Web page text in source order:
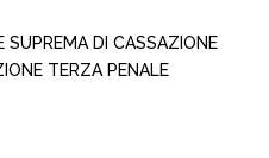
SUPREMA DI CASSAZIONE
TERZA PENALE